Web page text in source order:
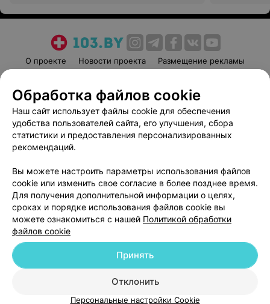
О проекте Новости проекта
Размещение рекламы
Пользовательское соглашение
Способы оплаты
Вакансии
Партнеры
Написать руководителю 103.by
Обработка персональных данных
© 2026 ООО «Артокс Лаб», УНП 191700409
| 220012, Республика Беларусь,
Служба поддержки +375 291212755
Обработка файлов cookie
Наш сайт использует файлы cookie для обеспечения
удобства пользователей сайта, его улучшения, сбора
статистики и предоставления персонализированных
рекомендаций.
Вы можете настроить параметры использования файлов
cookie или изменить свое согласие в более позднее время.
Для получения дополнительной информации о целях,
сроках и порядке использования файлов cookie вы
можете ознакомиться с нашей Политикой обработки
файлов cookie
Отклонить
Принять
Персональные настройки Cookie